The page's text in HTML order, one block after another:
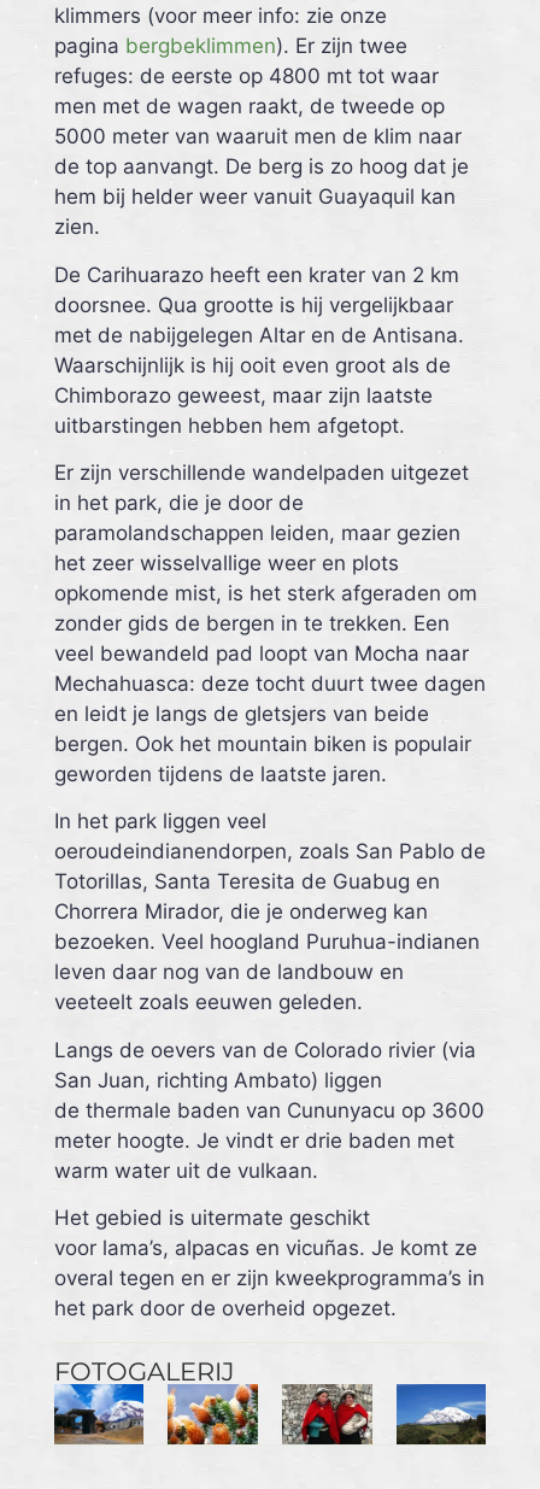
klimmers (voor meer info: zie onze
pagina bergbeklimmen). Er zijn twee
refuges: de eerste op 4800 mt tot waar
men met de wagen raakt, de tweede op
5000 meter van waaruit men de klim naar
de top aanvangt. De berg is zo hoog dat je
hem bij helder weer vanuit Guayaquil kan
zien.
De Carihuarazoheeft een krater van 2 km
doorsnee. Qua grootte is hij vergelijkbaar
met de nabijgelegen Altar en de Antisana.
Waarschijnlijk is hij ooit even groot als de
Chimborazo geweest, maar zijn laatste
uitbarstingen hebben hem afgetopt.
Er zijn verschillende wandelpaden uitgezet
in het park, die je door de
paramolandschappen leiden, maar gezien
het zeer wisselvallige weer en plots
opkomende mist, is het sterk afgeraden om
zonder gids de bergen in te trekken. Een
veel bewandeld pad loopt van Mocha naar
Mechahuasca: deze tocht duurt twee dagen
en leidt je langs de gletsjers van beide
bergen. Ook het mountain biken is populair
geworden tijdens de laatste jaren.
In het park liggen veel
oeroudeindianendorpen, zoals San Pablo de
Totorillas, Santa Teresita de Guabug en
Chorrera Mirador, die je onderweg kan
bezoeken. Veel hoogland Puruhua-indianen
leven daar nog van de landbouw en
veeteelt zoals eeuwen geleden.
Langs de oevers van de Colorado rivier (via
San Juan, richting Ambato) liggen
de thermale baden van Cununyacu op 3600
meter hoogte. Je vindt er drie baden met
warm water uit de vulkaan.
Het gebied is uitermate geschikt
voor lama’s, alpacas en vicuñas. Je komt ze
overal tegen en er zijn kweekprogramma’s in
het park door de overheid opgezet.
FOTOGALERIJ